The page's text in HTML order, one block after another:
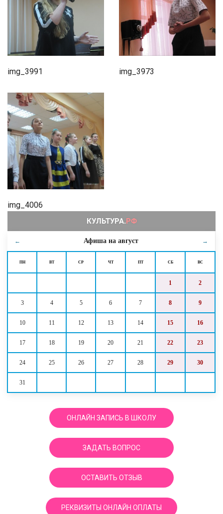
← Афиша на август →
ПН ВТ СР ЧТ ПТ СБ ВС
1 2
3 4 5 6 7 8 9
10 11 12 13 14 15 16
17 18 19 20 21 22 23
24 25 26 27 28 29 30
31
ОНЛАЙН ЗАПИСЬ В ШКОЛУ
ЗАДАТЬ ВОПРОС
ОСТАВИТЬ ОТЗЫВ
РЕКВИЗИТЫ ОНЛАЙН ОПЛАТЫ
img_3991 img_3973
img_4006